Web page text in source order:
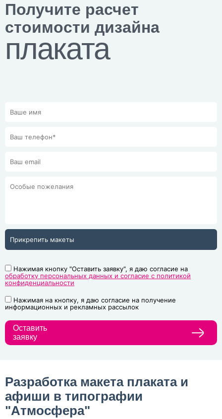
Получите расчет
стоимости дизайна
плаката
Прикрепить макеты
Нажимая кнопку "Оставить заявку", я даю согласие на
обработку персональных данных и согласие с политикой
конфиденциальности
Нажимая на кнопку, я даю согласие на получение
информационных и рекламных рассылок
Оставить
заявку
Разработка макета плаката и
афиши в типографии
"Атмосфера"